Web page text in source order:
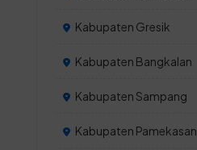
Kabupaten Gresik
Kabupaten Bangkalan
Kabupaten Sampang
Kabupaten Pamekasan